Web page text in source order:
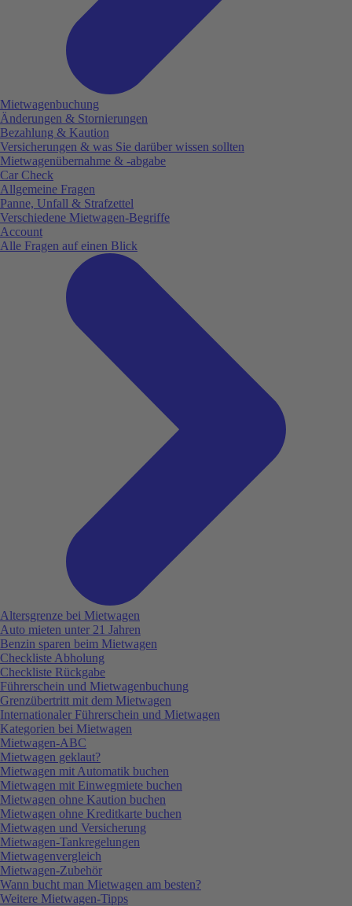
Mietwagenbuchung
Änderungen & Stornierungen
Bezahlung & Kaution
Versicherungen & was Sie darüber wissen sollten
Mietwagenübernahme & -abgabe
Car Check
Allgemeine Fragen
Panne, Unfall & Strafzettel
Verschiedene Mietwagen-Begriffe
Account
Alle Fragen auf einen Blick
Altersgrenze bei Mietwagen
Auto mieten unter 21 Jahren
Benzin sparen beim Mietwagen
Checkliste Abholung
Checkliste Rückgabe
Führerschein und Mietwagenbuchung
Grenzübertritt mit dem Mietwagen
Internationaler Führerschein und Mietwagen
Kategorien bei Mietwagen
Mietwagen-ABC
Mietwagen geklaut?
Mietwagen mit Automatik buchen
Mietwagen mit Einwegmiete buchen
Mietwagen ohne Kaution buchen
Mietwagen ohne Kreditkarte buchen
Mietwagen und Versicherung
Mietwagen-Tankregelungen
Mietwagenvergleich
Mietwagen-Zubehör
Wann bucht man Mietwagen am besten?
Weitere Mietwagen-Tipps